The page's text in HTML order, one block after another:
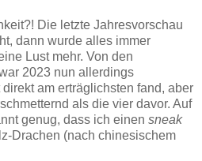
Die letzte Jahresvorschau
dann wurde alles immer
Lust mehr. Von den
2023 nun allerdings
am erträglichsten fand, aber
als die vier davor. Auf
genug, dass ich einen sneak
Drachen (nach chinesischem